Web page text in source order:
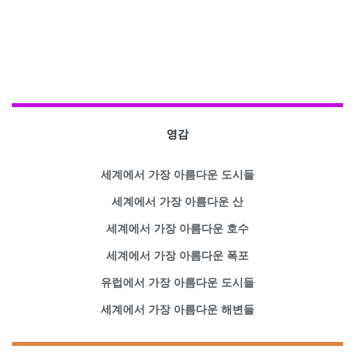
영감
세계에서 가장 아름다운 도시들
세계에서 가장 아름다운 산
세계에서 가장 아름다운 호수
세계에서 가장 아름다운 폭포
유럽에서 가장 아름다운 도시들
세계에서 가장 아름다운 해변들